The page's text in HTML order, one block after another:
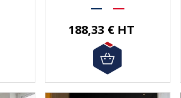
188,33 € HT